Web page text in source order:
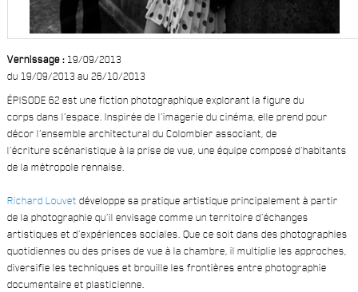
Vernissage : 19/09/2013
du 19/09/2013 au 26/10/2013
ÉPISODE 62 est une fiction photographique explorant la figure du
corps dans l’espace. Inspirée de l’imagerie du cinéma, elle prend pour
décor l’ensemble architectural du Colombier associant, de
l’écriture scénaristique à la prise de vue, une équipe composé d’habitants
de la métropole rennaise.
Richard Louvet développe sa pratique artistique principalement à partir
de la photographie qu’il envisage comme un territoire d’échanges
artistiques et d’expériences sociales. Que ce soit dans des photographies
quotidiennes ou des prises de vue à la chambre, il multiplie les approches,
diversifie les techniques et brouille les frontières entre photographie
documentaire et plasticienne.